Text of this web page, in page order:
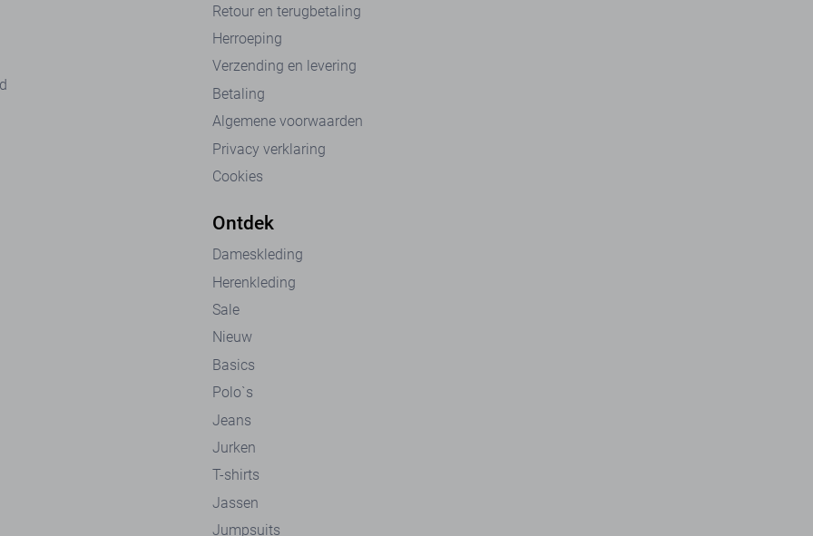
Retour en terugbetaling
Herroeping
Verzending en levering
Betaling
Algemene voorwaarden
Privacy verklaring
Cookies
Ontdek
Dameskleding
Herenkleding
Sale
Nieuw
Basics
Polo`s
Jeans
Jurken
T-shirts
Jassen
Jumpsuits